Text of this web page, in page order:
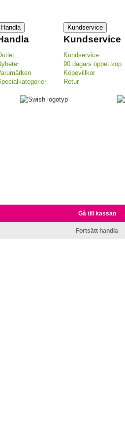
Handla Kundservice
Kundservice
Kundservice
90 dagars öppet köp
Köpevillkor
Retur
Gå till kassan
Fortsätt handla